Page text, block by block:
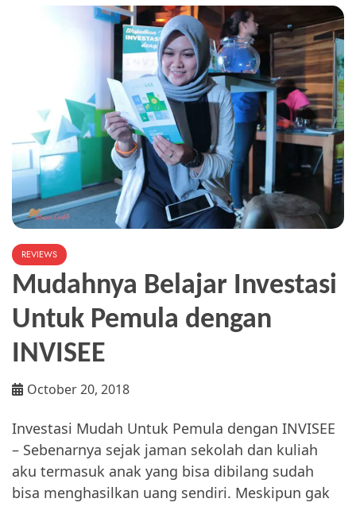
Teknik
Pembangkit
Tenaga
Listrik
REVIEWS
Mudahnya Belajar Investasi
Untuk Pemula dengan
INVISEE
October 20, 2018
Investasi Mudah Untuk Pemula dengan INVISEE
– Sebenarnya sejak jaman sekolah dan kuliah
aku termasuk anak yang bisa dibilang sudah
bisa menghasilkan uang sendiri. Meskipun gak